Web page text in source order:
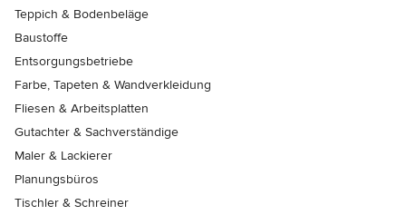
Teppich & Bodenbeläge
Baustoffe
Entsorgungsbetriebe
Farbe, Tapeten & Wandverkleidung
Fliesen & Arbeitsplatten
Gutachter & Sachverständige
Maler & Lackierer
Planungsbüros
Tischler & Schreiner